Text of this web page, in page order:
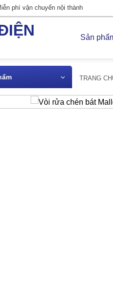
phí vận chuyển nội thành
Sản
TRANG